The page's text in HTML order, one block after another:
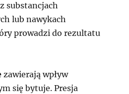
substancjach
lub nawykach
prowadzi do rezultatu
zawierają wpływ
się bytuje. Presja